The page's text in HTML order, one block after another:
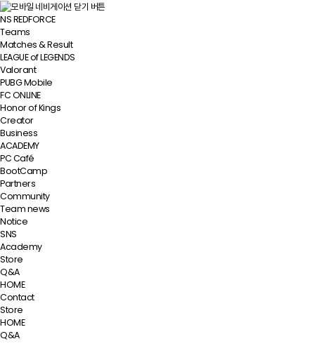
NS REDFORCE
Teams
Matches & Result
LEAGUE of LEGENDS
Valorant
PUBG Mobile
FC ONLINE
Honor of Kings
Creator
Business
ACADEMY
PC Café
BootCamp
Partners
Community
Team news
Notice
SNS
Academy
Store
Q&A
HOME
Contact
Store
HOME
Q&A